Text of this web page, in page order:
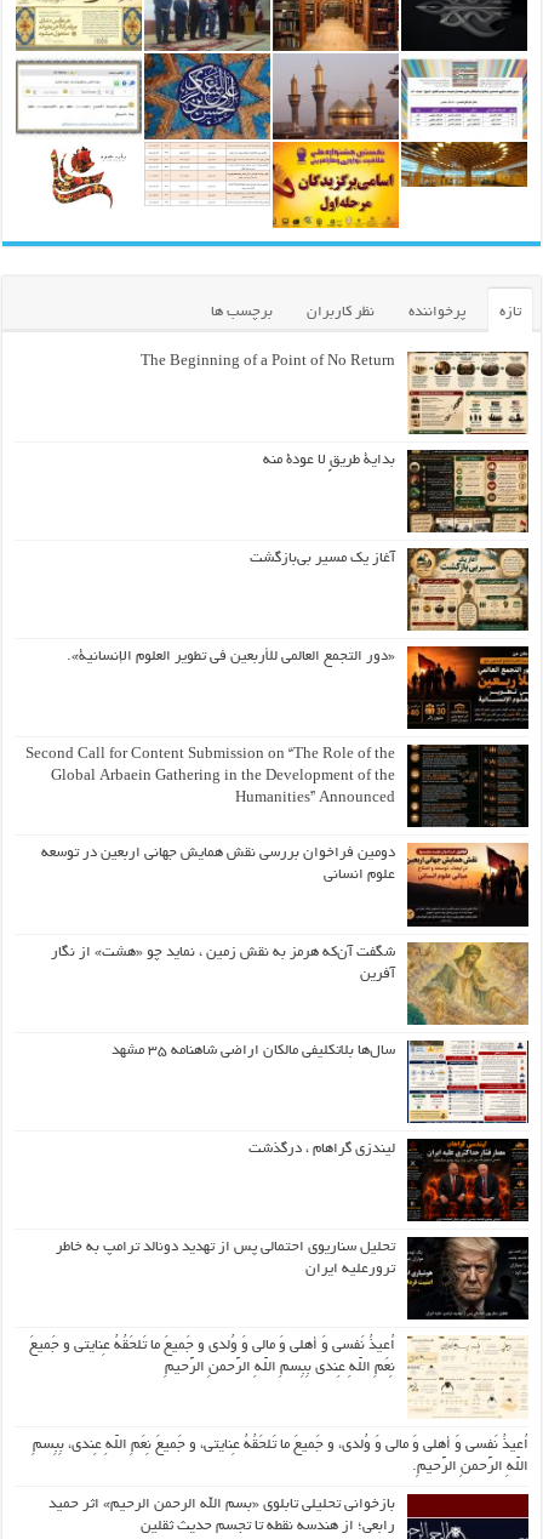
تازه پرخواننده نظر کاربران برچسب ها
The Beginning of a Point of No Return
بداية طريقٍ لا عودة منه
آغاز یک مسیر بی‌بازگشت
«دور التجمع العالمي للأربعين في تطوير العلوم الإنسانية».
Second Call for Content Submission on “The Role of the
Global Arbaein Gathering in the Development of the
Humanities” Announced
دومین فراخوان بررسی نقش همایش جهانی اربعین در توسعه
علوم انسانی
شگفت آن‌که هرمز به نقش زمین ، نماید چو «هشت» از نگار
آفرین
سال‌ها بلاتکلیفی مالکان اراضی شاهنامه ۳۵ مشهد
لیندزی گراهام ، درگذشت
تحلیل سناریوی احتمالی پس از تهدید دونالد ترامپ به خاطر
ترورعلیه ایران
اُعیذُ نَفسی وَ أهلی وَ مالی وَ وُلدی و جَمیعَ ما تَلحَقُهُ عِنایتی و جَمیعَ
نِعَمِ اللّهِ عِندی بِبِسمِ اللّهِ الرَّحمنِ الرَّحیمِ
اُعیذُ نَفسی وَ أهلی وَ مالی وَ وُلدی، و جَمیعَ ما تَلحَقُهُ عِنایتی، و جَمیعَ نِعَمِ اللّهِ عِندی، بِبِسمِ
اللّهِ الرَّحمنِ الرَّحیمِ.
بازخوانی تحلیلی تابلوی «بسم الله الرحمن الرحیم» اثر حمید
رابعی؛ از هندسه نقطه تا تجسم حدیث ثقلین